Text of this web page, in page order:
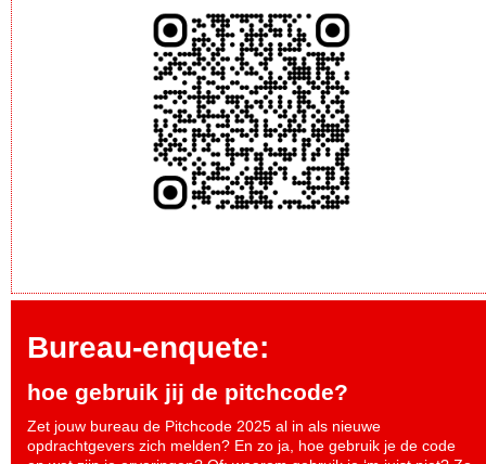
Bureau-enquete:
hoe gebruik jij de pitchcode?
Zet jouw bureau de Pitchcode 2025 al in als nieuwe
opdrachtgevers zich melden? En zo ja, hoe gebruik je de code